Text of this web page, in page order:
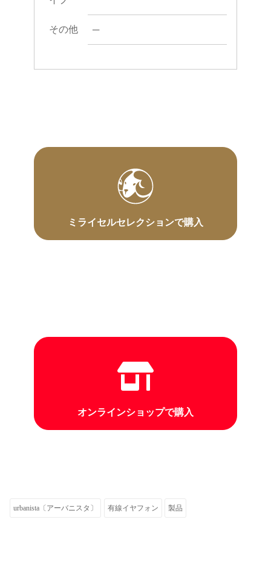
その他 ─
ミライセルセレクションで購入
オンラインショップで購入
urbanista〔アーバニスタ〕 有線イヤフォン 製品